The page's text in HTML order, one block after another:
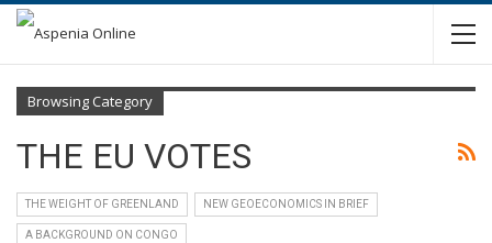
Browsing Category
THE EU VOTES
THE WEIGHT OF GREENLAND NEW GEOECONOMICS IN BRIEF
A BACKGROUND ON CONGO